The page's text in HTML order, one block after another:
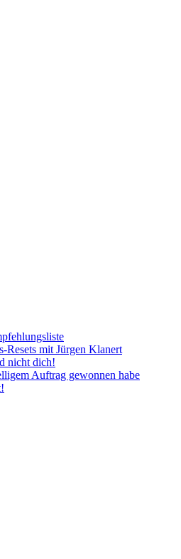
Resets mit Jürgen Klanert
nicht dich!
Auftrag gewonnen habe